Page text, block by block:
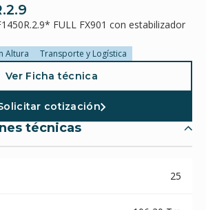
FULL FX901 con estabilizador
Altura Transporte y Logística
Ver Ficha técnica
cotización
técnicas
25